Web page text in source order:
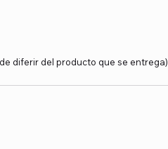
diferir del producto que se entrega)